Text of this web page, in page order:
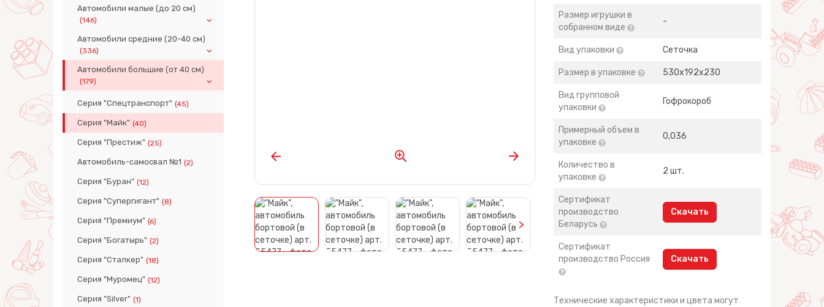
Автомобили малые (до 20 см)
(146)
Автомобили средние (20-40 см)
(336)
Автомобили большие (от 40 см)
(179)
Серия "Спецтранспорт" (45)
Серия "Майк" (40)
Серия "Престиж" (25)
Автомобиль-самосвал №1 (2)
Серия "Буран" (12)
Серия "Супергигант" (8)
Серия "Премиум" (6)
Серия "Богатырь" (2)
Серия "Сталкер" (18)
Серия "Муромец" (12)
Серия "Silver" (1)
>
Размер игрушки в
собранном виде
-
Вид упаковки Сеточка
Размер в упаковке 530х192х230
Вид групповой
упаковки
Гофрокороб
Примерный объем в
упаковке
0,036
Количество в
упаковке
2 шт.
Сертификат
производство
Беларусь
Скачать
Сертификат
производство Россия
Скачать
Технические характеристики и цвета могут